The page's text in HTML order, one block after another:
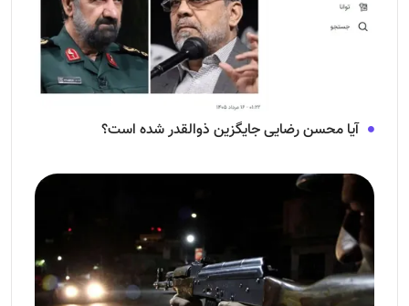
آیا محسن رضایی جایگزین ذوالقدر شده است؟